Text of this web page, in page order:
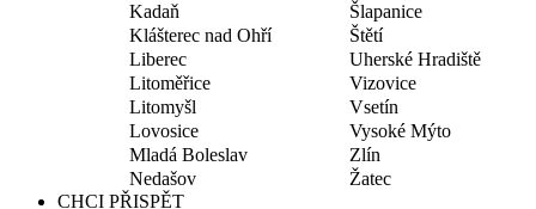
Kadaň
Klášterec nad Ohří
Liberec
Litoměřice
Litomyšl
Lovosice
Mladá Boleslav
Nedašov
Šlapanice
Štětí
Uherské Hradiště
Vizovice
Vsetín
Vysoké Mýto
Zlín
Žatec
CHCI PŘISPĚT